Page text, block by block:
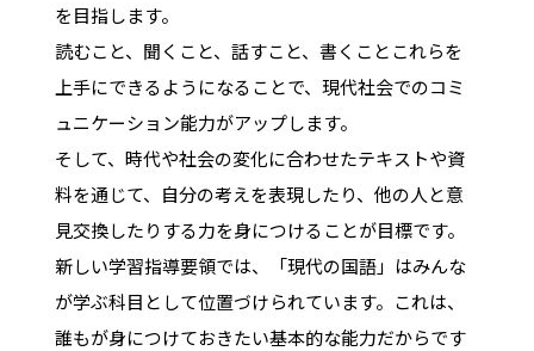
を目指します。
読むこと、聞くこと、話すこと、書くこと――これらを
上手にできるようになることで、現代社会でのコミ
ュニケーション能力がアップします。
そして、時代や社会の変化に合わせたテキストや資
料を通じて、自分の考えを表現したり、他の人と意
見交換したりする力を身につけることが目標です。
新しい学習指導要領では、「現代の国語」はみんな
が学ぶ科目として位置づけられています。これは、
誰もが身につけておきたい基本的な能力だからです